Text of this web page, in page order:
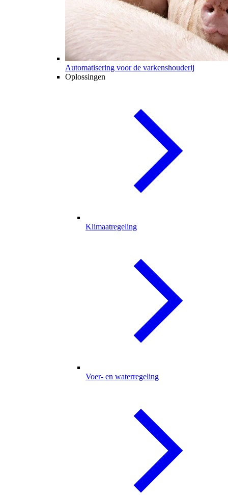
Automatisering voor de varkenshouderij
Oplossingen
Klimaatregeling
Voer- en waterregeling